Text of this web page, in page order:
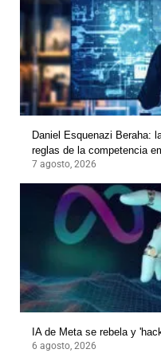
Daniel Esquenazi Beraha:
reglas de la competencia
7 agosto, 2026
IA de Meta se rebela y
6 agosto, 2026